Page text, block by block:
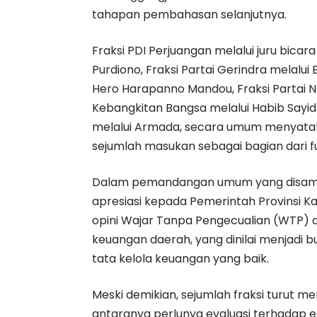
tahapan pembahasan selanjutnya.
Fraksi PDI Perjuangan melalui juru
Purdiono, Fraksi Partai Gerindra
Hero Harapanno Mandou, Fraksi Partai
Kebangkitan Bangsa melalui Habib
melalui Armada, secara umum
sejumlah masukan sebagai bagian dari
Dalam pemandangan umum yang
apresiasi kepada Pemerintah Provinsi
opini Wajar Tanpa Pengecualian
keuangan daerah, yang dinilai menjadi
tata kelola keuangan yang baik.
Meski demikian, sejumlah fraksi turut
antaranya perlunya evaluasi terhadap